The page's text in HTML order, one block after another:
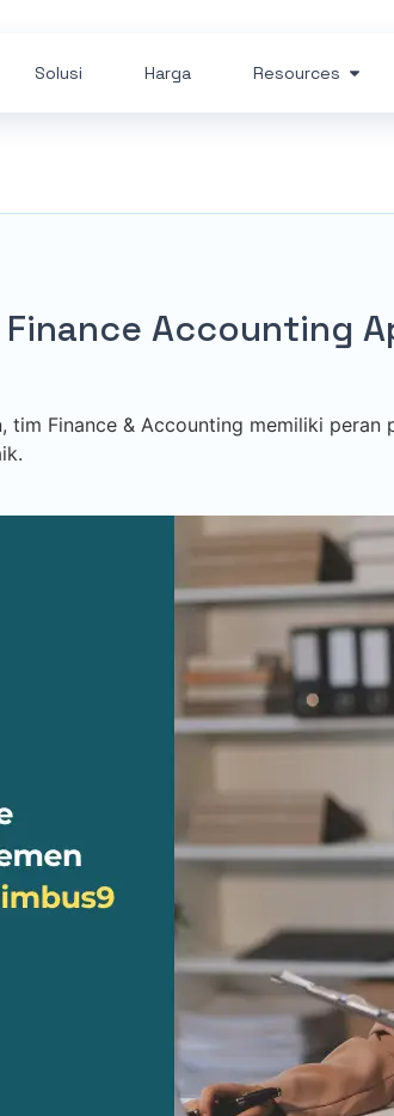
Solusi Harga Resources
Finance Accounting
tim Finance & Accounting memiliki peran